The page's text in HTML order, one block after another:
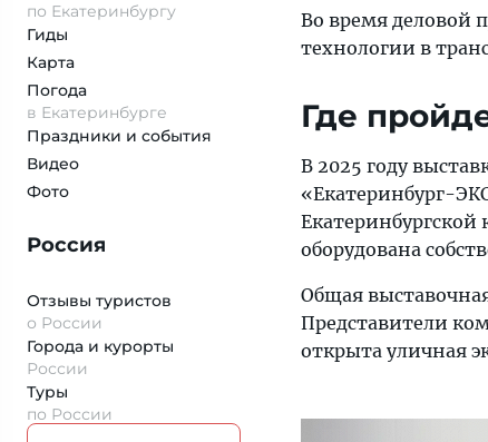
по Екатеринбургу
Гиды
Карта
Погода
в Екатеринбурге
Праздники и события
Видео
Фото
Россия
Отзывы туристов
о России
Города и курорты
России
Туры
по России
Во время деловой
технологии в
Где
В 2025 году
«Екатеринбург-
Екатеринбургской
оборудована
Общая
Представители
открыта уличная